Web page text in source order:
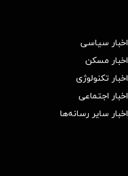
اخبار سیاسی
اخبار مسکن
اخبار تکنولوژی
اخبار اجتماعی
اخبار سایر رسانه‌‌ها